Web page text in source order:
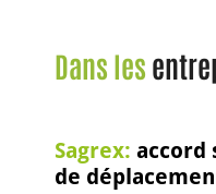
Dans les
Sagrex: accord
de